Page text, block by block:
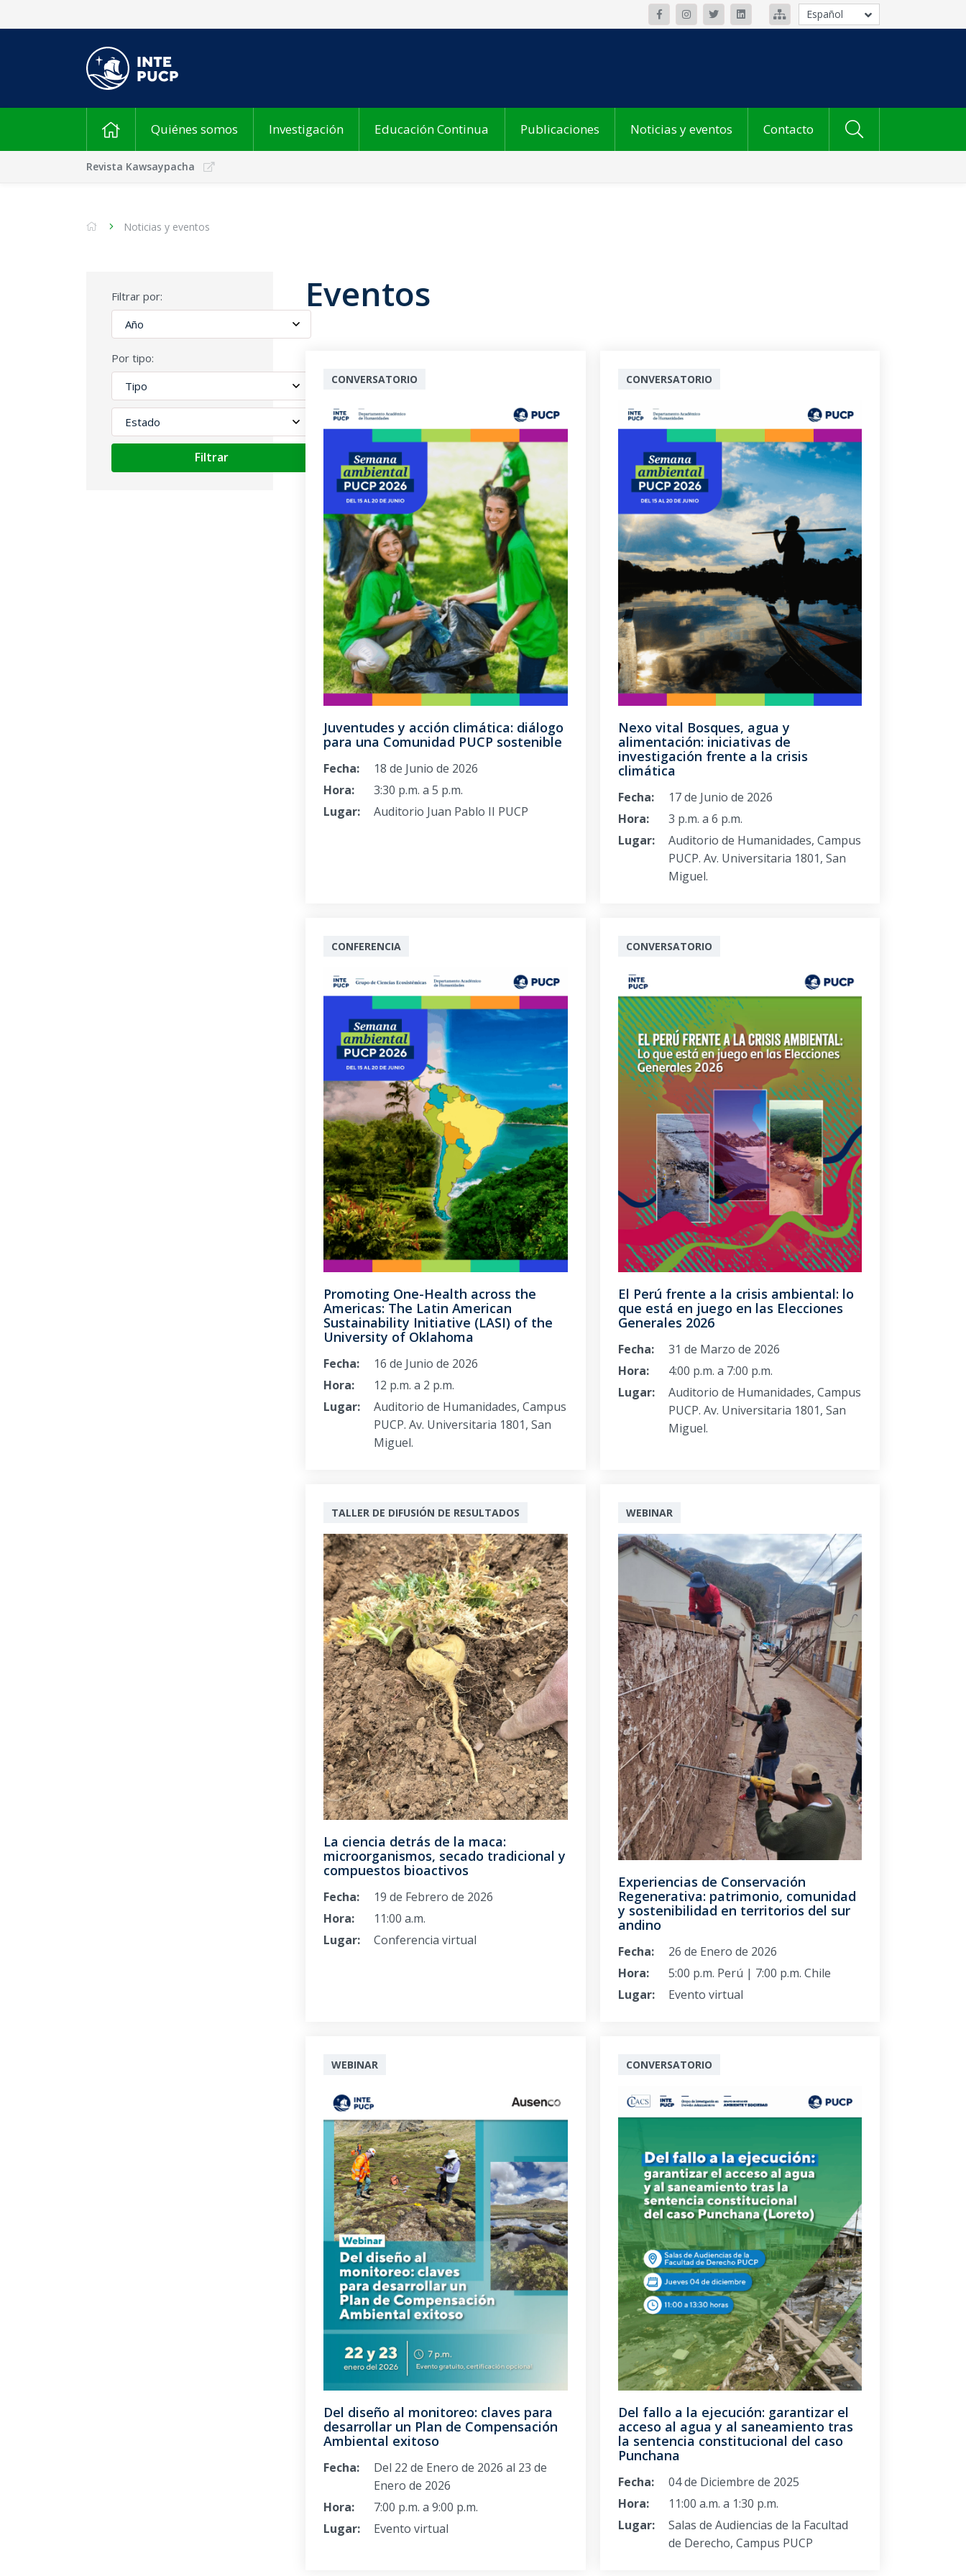
Español
Quiénes somos Investigación Educación Continua Publicaciones Noticias y eventos Contacto
Revista Kawsaypacha
Noticias y eventos
Filtrar por:
Por tipo:
Filtrar
Eventos
CONVERSATORIO
Juventudes y acción climática: diálogo
para una Comunidad PUCP sostenible
Fecha:
18 de Junio de 2026
Hora:
3:30 p.m. a 5 p.m.
Lugar:
Auditorio Juan Pablo II PUCP
CONVERSATORIO
Nexo vital Bosques, agua y
alimentación: iniciativas de
investigación frente a la crisis
climática
Fecha:
17 de Junio de 2026
Hora:
3 p.m. a 6 p.m.
Lugar:
Auditorio de Humanidades, Campus
PUCP. Av. Universitaria 1801, San
Miguel.
CONFERENCIA
Promoting One-Health across the
Americas: The Latin American
Sustainability Initiative (LASI) of the
University of Oklahoma
Fecha:
16 de Junio de 2026
Hora:
12 p.m. a 2 p.m.
Lugar:
Auditorio de Humanidades, Campus
PUCP. Av. Universitaria 1801, San
Miguel.
CONVERSATORIO
El Perú frente a la crisis ambiental: lo
que está en juego en las Elecciones
Generales 2026
Fecha:
31 de Marzo de 2026
Hora:
4:00 p.m. a 7:00 p.m.
Lugar:
Auditorio de Humanidades, Campus
PUCP. Av. Universitaria 1801, San
Miguel.
TALLER DE DIFUSIÓN DE RESULTADOS
La ciencia detrás de la maca:
microorganismos, secado tradicional y
compuestos bioactivos
Fecha:
19 de Febrero de 2026
Hora:
11:00 a.m.
Lugar:
Conferencia virtual
WEBINAR
Experiencias de Conservación
Regenerativa: patrimonio, comunidad
y sostenibilidad en territorios del sur
andino
Fecha:
26 de Enero de 2026
Hora:
5:00 p.m. Perú | 7:00 p.m. Chile
Lugar:
Evento virtual
WEBINAR
Del diseño al monitoreo: claves para
desarrollar un Plan de Compensación
Ambiental exitoso
Fecha:
Del 22 de Enero de 2026 al 23 de
Enero de 2026
Hora:
7:00 p.m. a 9:00 p.m.
Lugar:
Evento virtual
CONVERSATORIO
Del fallo a la ejecución: garantizar el
acceso al agua y al saneamiento tras
la sentencia constitucional del caso
Punchana
Fecha:
04 de Diciembre de 2025
Hora:
11:00 a.m. a 1:30 p.m.
Lugar:
Salas de Audiencias de la Facultad
de Derecho, Campus PUCP